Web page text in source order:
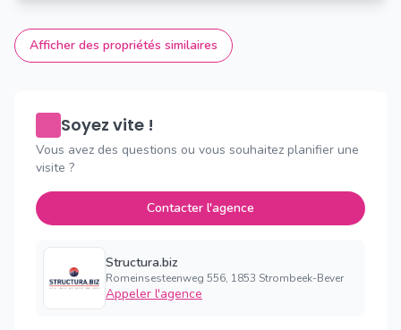
Afficher des propriétés similaires
Soyez vite !
Vous avez des questions ou vous souhaitez planifier une
visite ?
Contacter l'agence
Structura.biz
Romeinsesteenweg 556, 1853 Strombeek-Bever
Appeler l'agence